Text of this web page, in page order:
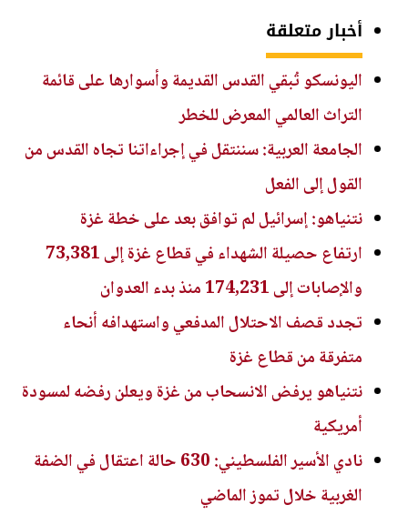
أخبار متعلقة
اليونسكو تُبقي القدس القديمة وأسوارها على قائمة
التراث العالمي المعرض للخطر
الجامعة العربية: سننتقل في إجراءاتنا تجاه القدس من
القول إلى الفعل
نتنياهو: إسرائيل لم توافق بعد على خطة غزة
ارتفاع حصيلة الشهداء في قطاع غزة إلى 73,381
والإصابات إلى 174,231 منذ بدء العدوان
تجدد قصف الاحتلال المدفعي واستهدافه أنحاء
متفرقة من قطاع غزة
نتنياهو يرفض الانسحاب من غزة ويعلن رفضه لمسودة
أمريكية
نادي الأسير الفلسطيني: 630 حالة اعتقال في الضفة
الغربية خلال تموز الماضي